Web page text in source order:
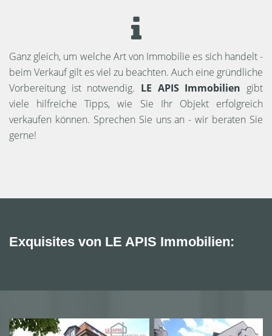
Ganz gleich, um welche Art von Immobilie es sich handelt -
beim Verkauf gilt es viel zu beachten. Auch eine gründliche
Vorbereitung ist notwendig. LE APIS Immobilien gibt
viele hilfreiche Tipps, wie Sie Ihr Objekt erfolgreich
verkaufen können. Sprechen Sie uns an - wir beraten Sie
gerne!
Exquisites von LE APIS Immobilien: